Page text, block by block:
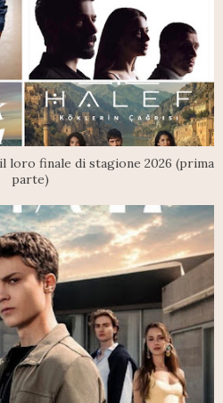
loro finale di stagione 2026 (prima
parte)